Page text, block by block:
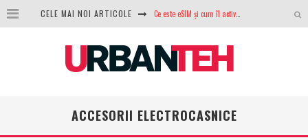
CELE MAI NOI ARTICOLE
Analiza producției fotovoltaice în România – cât produce un sistem solar pe timp de iarnă?
ACCESORII ELECTROCASNICE